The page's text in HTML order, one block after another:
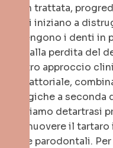
se non trattata,
batteri iniziano a
mantengono i denti in
infine alla perdita del
Il nostro approccio
multifattoriale,
chirurgiche a
Utilizziamo detartrasi
per rimuovere il
tasche parodontali.